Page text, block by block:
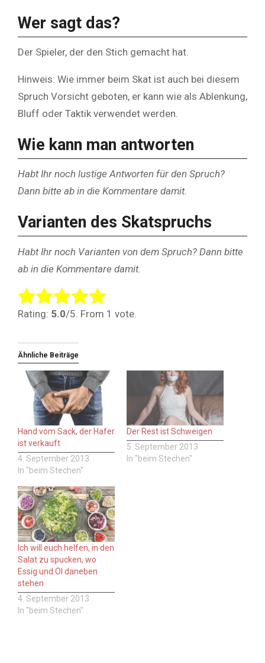
Wer sagt das?
Der Spieler, der den Stich gemacht hat.
Hinweis: Wie immer beim Skat ist auch bei diesem
Spruch Vorsicht geboten, er kann wie als Ablenkung,
Bluff oder Taktik verwendet werden.
Wie kann man antworten
Habt Ihr noch lustige Antworten für den Spruch?
Dann bitte ab in die Kommentare damit.
Varianten des Skatspruchs
Habt Ihr noch Varianten von dem Spruch? Dann bitte
ab in die Kommentare damit.
Rate this item:
Submit Rating
Rating: 5.0/5. From 1 vote.
Ähnliche Beiträge
Hand vom Sack, der Hafer
ist verkauft
4. September 2013
In "beim Stechen"
Der Rest ist Schweigen
5. September 2013
In "beim Stechen"
Ich will euch helfen, in den
Salat zu spucken, wo
Essig und Öl daneben
stehen
4. September 2013
In "beim Stechen"